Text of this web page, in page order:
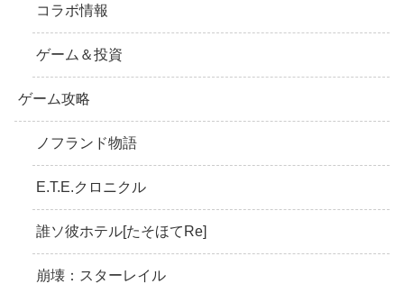
コラボ情報
ゲーム＆投資
ゲーム攻略
ノフランド物語
E.T.E.クロニクル
誰ソ彼ホテル[たそほてRe]
崩壊：スターレイル